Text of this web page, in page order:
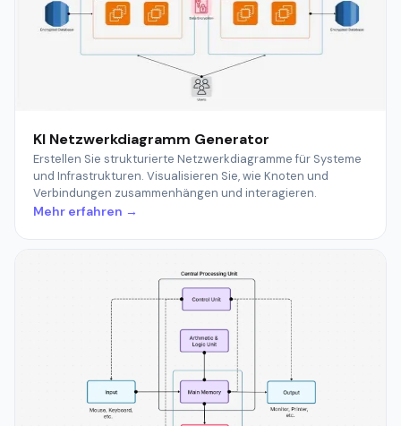
KI Netzwerkdiagramm Generator
Erstellen Sie strukturierte Netzwerkdiagramme für Systeme
und Infrastrukturen. Visualisieren Sie, wie Knoten und
Verbindungen zusammenhängen und interagieren.
Mehr erfahren →